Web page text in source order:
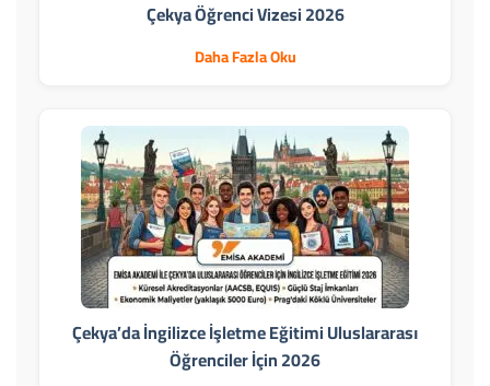
Çekya Öğrenci Vizesi 2026
Daha Fazla Oku
Çekya’da İngilizce İşletme Eğitimi Uluslararası
Öğrenciler İçin 2026